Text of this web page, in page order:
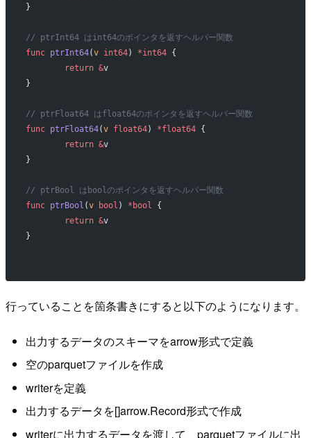
}
// ptrInt64 はint64のポインタを返すヘルパー関数
func ptrInt64(v int64) *int64 {
	return
&v
}
// ptrFloat64 はfloat64のポインタを返すヘルパー関数
func ptrFloat64(v float64) *float64 {
	return
&v
}
// ptrBool はboolのポインタを返すヘルパー関数
func ptrBool (v bool ) *bool {
	return
&v
}
行っていることを箇条書きにすると以下のようになります。
出力するデータのスキーマをarrow形式で定義
空のparquetファイルを作成
writerを定義
出力するデータを[]arrow.Record形式で作成
writerに出力するデータを渡して、parquetファイルに出